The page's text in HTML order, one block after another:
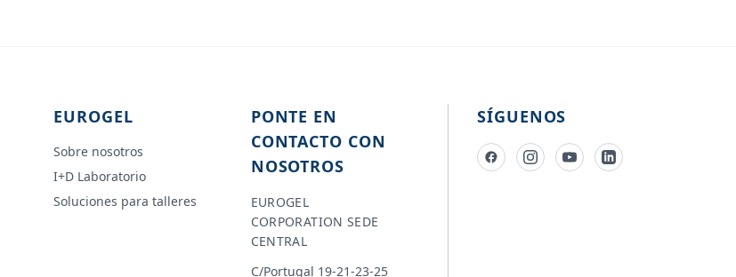
EUROGEL
Sobre nosotros
I+D Laboratorio
Soluciones para talleres
PONTE EN
CONTACTO CON
NOSOTROS
EUROGEL
CORPORATION SEDE
CENTRAL
C/Portugal 19-21-23-25
SÍGUENOS